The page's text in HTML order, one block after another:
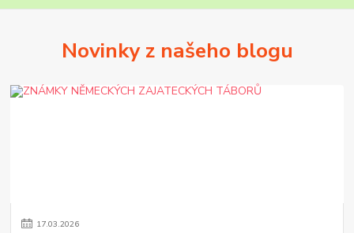
Novinky z našeho blogu
17.03.2026